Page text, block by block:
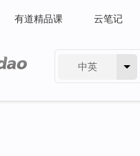
有道精品课 云笔记
中英